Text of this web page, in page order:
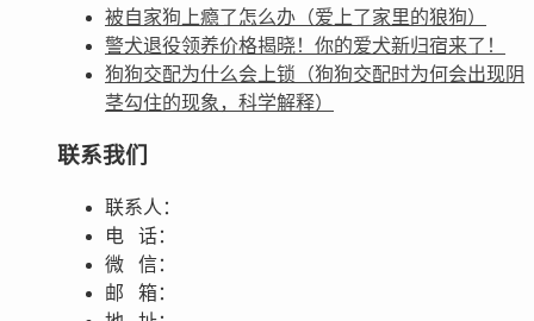
被自家狗上瘾了怎么办（爱上了家里的狼狗）
警犬退役领养价格揭晓！你的爱犬新归宿来了！
狗狗交配为什么会上锁（狗狗交配时为何会出现阴
茎勾住的现象，科学解释）
联系我们
联系人：
电 话：
微 信：
邮 箱：